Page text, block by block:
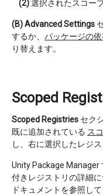
(2)選択されたスコー
(B)Advanced Settings
するか、 パッケージの
り替えます。
Scoped
Scoped Registries セク
既に追加されている ス
し、右に選択したレジ
Unity Package Manager
付きレジストリの詳細に
ドキュメントを参照して